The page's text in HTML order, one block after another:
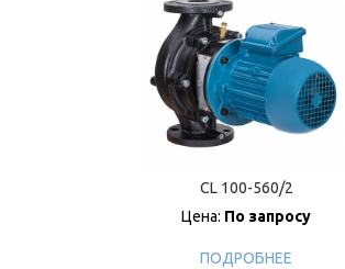
CL 100-560/2
Цена: По запросу
ПОДРОБНЕЕ